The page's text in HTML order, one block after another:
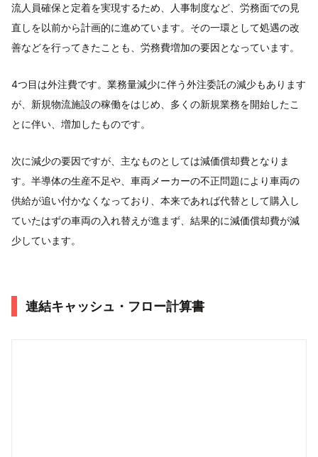
流人員確保と定着を実現するため、人事制度など、労務面での見
直しを以前から計画的に進めています。その一環として処遇の改
善などを行ってきたことも、労務費増加の要因となっています。
4つ目は外注費です。業務量減少に伴う外注委託の減少もあります
が、新規物流施設の稼働をはじめ、多くの新規業務を開始したこ
とに伴い、増加したものです。
次に減少の要因ですが、主なものとしては減価償却費となりま
す。半導体の生産不足や、車両メーカーの不正問題により車両の
供給が追い付かなくなっており、本来であれば代替として購入し
ていたはずの車両の入れ替えが進まず、結果的に減価償却費が減
少しています。
連結キャッシュ・フロー計算書